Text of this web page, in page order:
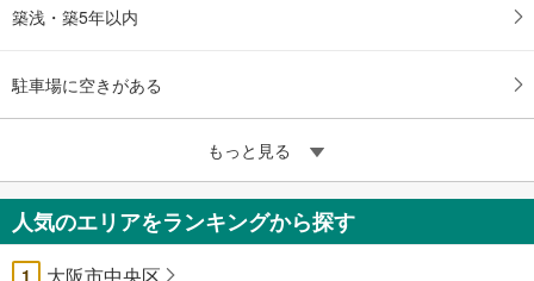
築浅・築5年以内
駐車場に空きがある
もっと見る
人気のエリアをランキングから探す
1 大阪市中央区